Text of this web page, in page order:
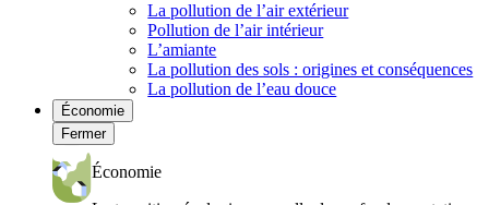
La pollution de l’air extérieur
Pollution de l’air intérieur
L’amiante
La pollution des sols : origines et conséquences
La pollution de l’eau douce
Économie
Fermer
Économie